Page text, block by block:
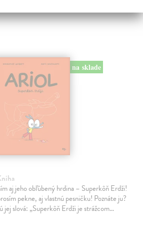
na sklade
aj jeho obľúbený hrdina – Superkôň Erdži!
pekne, aj vlastnú pesničku! Poznáte ju?
jej slová: „Superkôň Erdži je strážcom…